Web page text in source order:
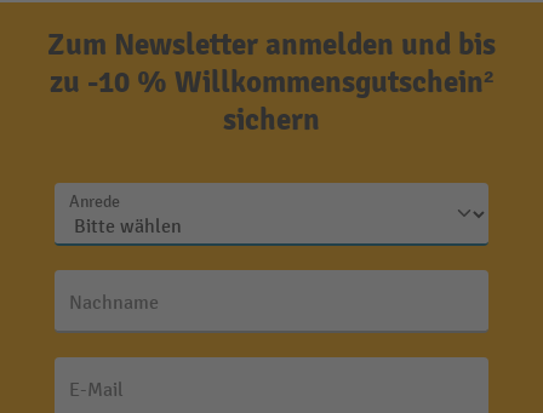
Zum Newsletter anmelden und bis
zu -10 % Willkommensgutschein²
sichern
Anrede
Nachname
E-Mail